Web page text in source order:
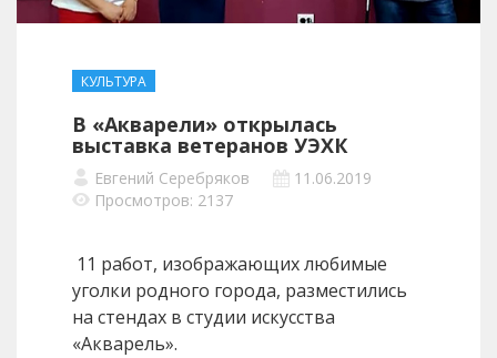
КУЛЬТУРА
В «Акварели» открылась
выставка ветеранов УЭХК
Евгений Серебряков
11.06.2019
Просмотров: 2137
11 работ, изображающих любимые
уголки родного города, разместились
на стендах в студии искусства
«Акварель».